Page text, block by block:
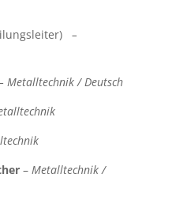
–
Metalltechnik / Deutsch
– Metalltechnik /